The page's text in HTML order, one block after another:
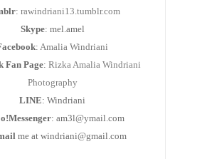
: rawindriani13.tumblr.com
Skype: mel.amel
: Amalia Windriani
Fan Page: Rizka Amalia Windriani
Photography
LINE: Windriani
: am3l@ymail.com
me at windriani@gmail.com